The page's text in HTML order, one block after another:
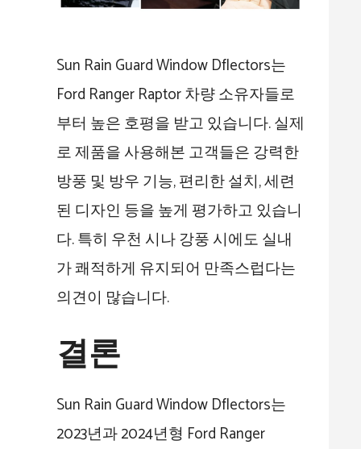
Sun Rain Guard Window Dflectors는
Ford Ranger Raptor 차량 소유자들로
부터 높은 호평을 받고 있습니다. 실제
로 제품을 사용해본 고객들은 강력한
방풍 및 방우 기능, 편리한 설치, 세련
된 디자인 등을 높게 평가하고 있습니
다. 특히 우천 시나 강풍 시에도 실내
가 쾌적하게 유지되어 만족스럽다는
의견이 많습니다.
결론
Sun Rain Guard Window Dflectors는
2023년과 2024년형 Ford Ranger